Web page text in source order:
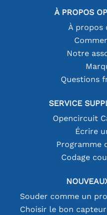
À PROPOS
À propos
Notre
Questions
SERVICE
Opencircuit
Écrire
Programme
Codage